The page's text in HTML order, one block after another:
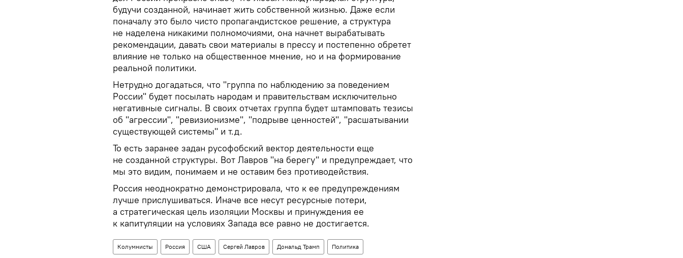
будучи созданной, начинает жить собственной жизнью. Даже если
поначалу это было чисто пропагандистское решение, а структура
не наделена никакими полномочиями, она начнет вырабатывать
рекомендации, давать свои материалы в прессу и постепенно обретет
влияние не только на общественное мнение, но и на формирование
реальной политики.
Нетрудно догадаться, что "группа по наблюдению за поведением
России" будет посылать народам и правительствам исключительно
негативные сигналы. В своих отчетах группа будет штамповать тезисы
об "агрессии", "ревизионизме", "подрыве ценностей", "расшатывании
существующей системы" и т.д.
То есть заранее задан русофобский вектор деятельности еще
не созданной структуры. Вот Лавров "на берегу" и предупреждает, что
мы это видим, понимаем и не оставим без противодействия.
Россия неоднократно демонстрировала, что к ее предупреждениям
лучше прислушиваться. Иначе все несут ресурсные потери,
а стратегическая цель изоляции Москвы и принуждения ее
к капитуляции на условиях Запада все равно не достигается.
Колумнисты Россия США Сергей Лавров Дональд Трамп Политика